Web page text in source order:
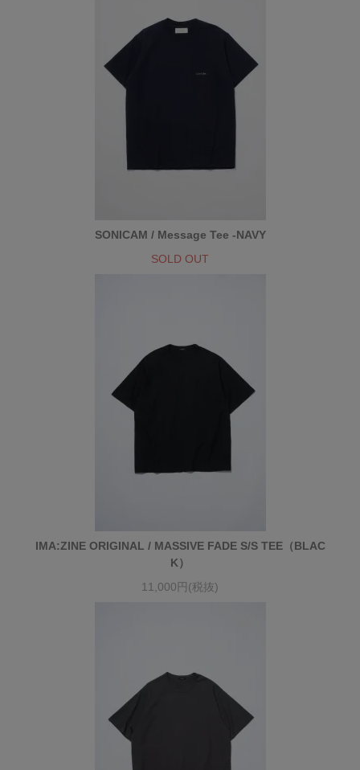
SONICAM / Message Tee -NAVY
SOLD OUT
IMA:ZINE ORIGINAL / MASSIVE FADE S/S TEE（BLAC
K）
11,000円(税抜)